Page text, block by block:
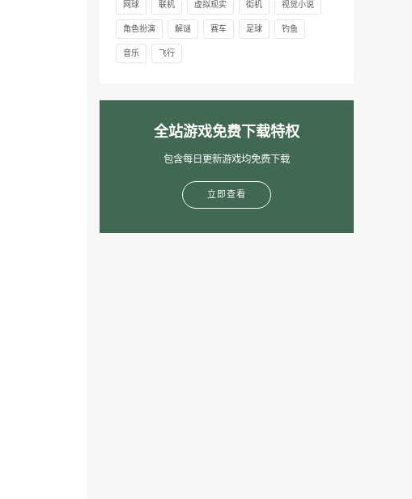
网球 联机 虚拟现实 街机 视觉小说
角色扮演 解谜 赛车 足球 钓鱼
音乐 飞行
全站游戏免费下载特权
包含每日更新游戏均免费下载
立即查看